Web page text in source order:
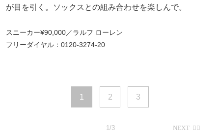
が目を引く。ソックスとの組み合わせを楽しんで。
スニーカー¥90,000／ラルフ ローレン
フリーダイヤル：0120-3274-20
1 2 3
1/3